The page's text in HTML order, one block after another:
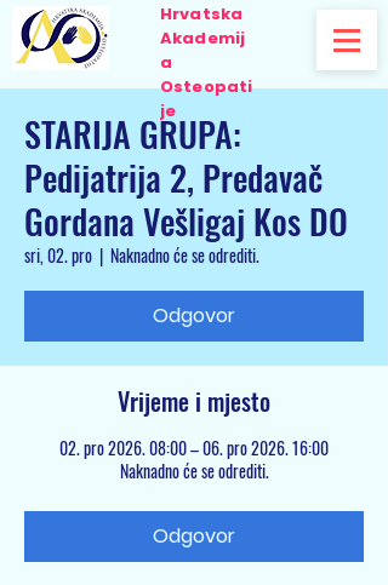
Hrvatska
Akademij
a
Osteopati
je
STARIJA GRUPA:
Pedijatrija 2, Predavač
Gordana Vešligaj Kos DO
sri, 02. pro
  |
Naknadno će se odrediti.
Odgovor
Vrijeme i mjesto
02. pro 2026. 08:00 – 06. pro 2026. 16:00
Naknadno će se odrediti.
Odgovor